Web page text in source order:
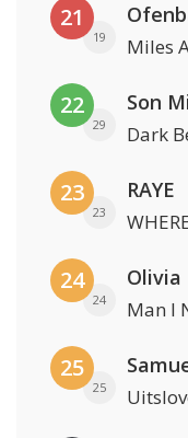
21
19 Miles
22
29
Son
Dark
23
23
RAYE
24
24
Olivia
Man I
25
25